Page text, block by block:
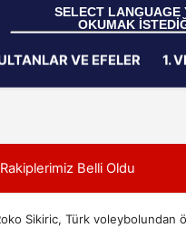
SELECT LANGUAGE
OKUMAK
VE EFELER 1.
Belli Oldu
Sikiric, Türk voleybolundan